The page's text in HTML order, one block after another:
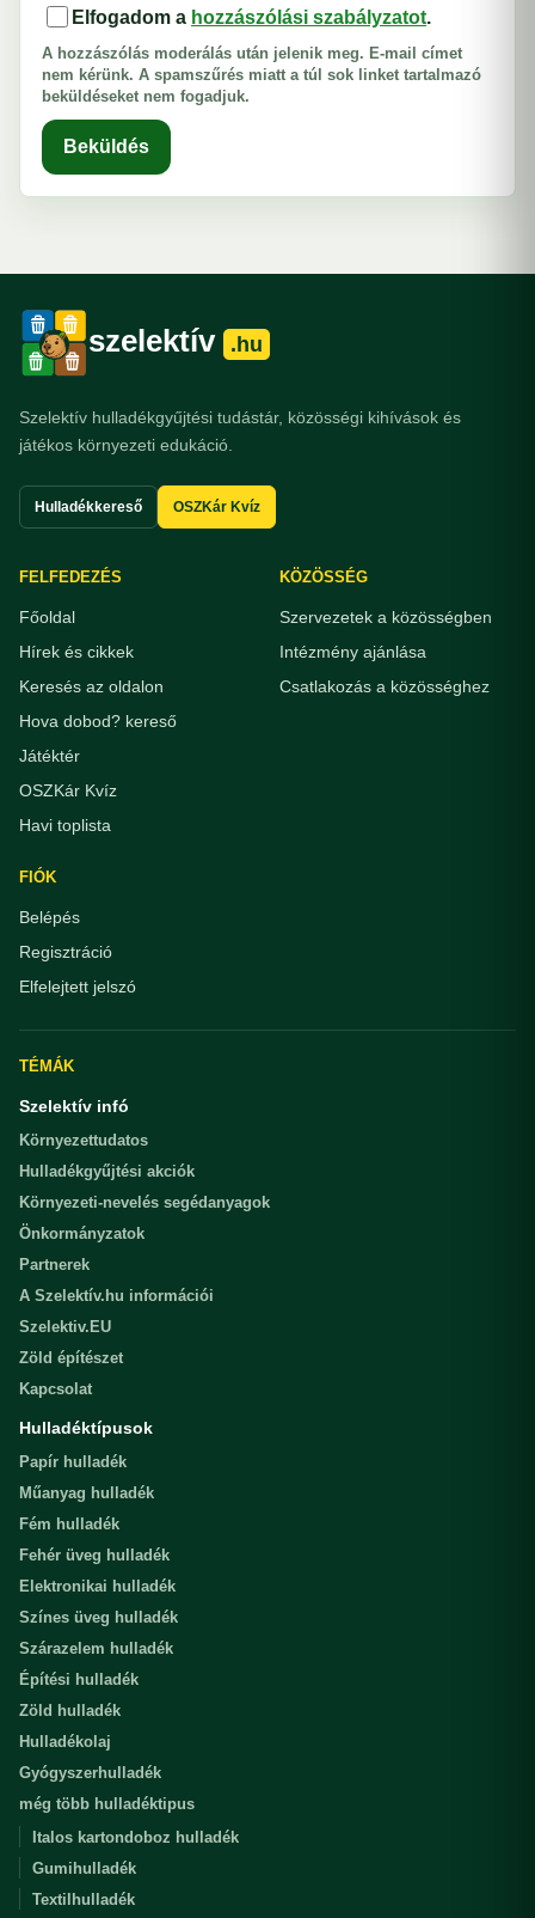
Elfogadom a hozzászólási szabályzatot.
A hozzászólás moderálás után jelenik meg. E-mail címet
nem kérünk. A spamszűrés miatt a túl sok linket tartalmazó
beküldéseket nem fogadjuk.
Beküldés
szelektív .hu
Szelektív hulladékgyűjtési tudástár, közösségi kihívások és
játékos környezeti edukáció.
Hulladékkereső OSZKár Kvíz
FELFEDEZÉS
Főoldal
Hírek és cikkek
Keresés az oldalon
Hova dobod? kereső
Játéktér
OSZKár Kvíz
Havi toplista
KÖZÖSSÉG
Szervezetek a közösségben
Intézmény ajánlása
Csatlakozás a közösséghez
FIÓK
Belépés
Regisztráció
Elfelejtett jelszó
TÉMÁK
Szelektív infó
Környezettudatos
Hulladékgyűjtési akciók
Környezeti-nevelés segédanyagok
Önkormányzatok
Partnerek
A Szelektív.hu információi
Szelektiv.EU
Zöld építészet
Kapcsolat
Hulladéktípusok
Papír hulladék
Műanyag hulladék
Fém hulladék
Fehér üveg hulladék
Elektronikai hulladék
Színes üveg hulladék
Szárazelem hulladék
Építési hulladék
Zöld hulladék
Hulladékolaj
Gyógyszerhulladék
még több hulladéktipus
Italos kartondoboz hulladék
Gumihulladék
Textilhulladék